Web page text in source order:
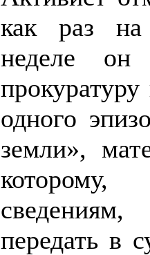
как раз
неделе
одного
земли»,
сведениям,
передать в